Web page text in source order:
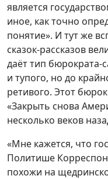
является
иное, как точно
понятие». И тут же
сказок-рассказов
даёт тип бюрократа-
и тупого, но до
ретивого. Этот
«Закрыть снова
несколько веков
«Мне кажется, что
Политише
похожи на